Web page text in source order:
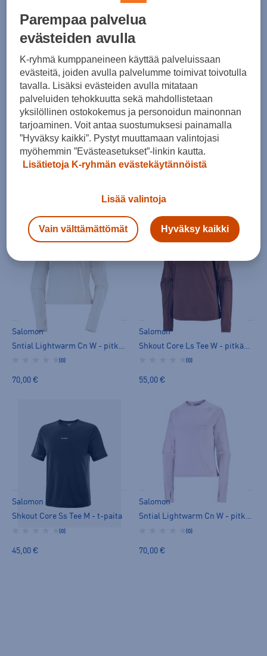
Shkout Core Ls Tee W - pitkähihainen paita
(0)
55,00 €
Salomon
Salomon
Salomon
(0)
70,00 €
Salomon
(0)
55,00 €
Salomon
Shkout Core Ss Tee M - t-paita
(0)
45,00 €
Salomon
Sntial Lightwarm Cn W - pitkähihainen paita
(0)
70,00 €
Parempaa palvelua
evästeiden avulla
K-ryhmä kumppaneineen käyttää palveluissaan
evästeitä, joiden avulla palvelumme toimivat toivotulla
tavalla. Lisäksi evästeiden avulla mitataan
palveluiden tehokkuutta sekä mahdollistetaan
yksilöllinen ostokokemus ja personoidun mainonnan
tarjoaminen. Voit antaa suostumuksesi painamalla
”Hyväksy kaikki”. Pystyt muuttamaan valintojasi
myöhemmin ”Evästeasetukset”-linkin kautta.
Lisätietoja K-ryhmän evästekäytännöistä
Lisää valintoja
Vain välttämättömät Hyväksy kaikki